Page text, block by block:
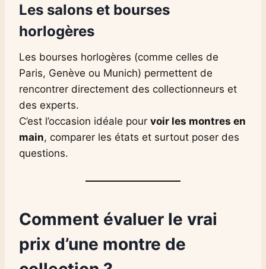
Les salons et bourses
horlogères
Les bourses horlogères (comme celles de
Paris, Genève ou Munich) permettent de
rencontrer directement des collectionneurs et
des experts.
C’est l’occasion idéale pour voir les montres en
main, comparer les états et surtout poser des
questions.
Comment évaluer le vrai
prix d’une montre de